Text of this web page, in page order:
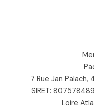
7 Rue Jan
SIRET:
Loire